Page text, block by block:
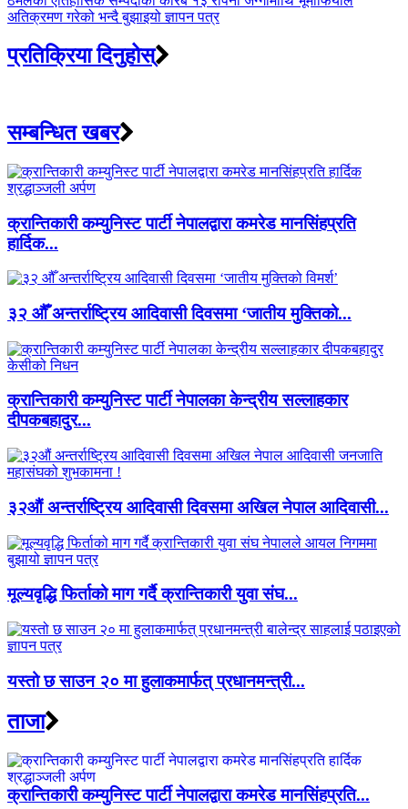
अतिक्रमण गरेको भन्दै बुझाइयो ज्ञापन पत्र
प्रतिक्रिया दिनुहोस्
सम्बन्धित खबर
क्रान्तिकारी कम्युनिस्ट पार्टी नेपालद्वारा कमरेड मानसिंहप्रति
हार्दिक...
३२ औँ अन्तर्राष्ट्रिय आदिवासी दिवसमा ‘जातीय मुक्तिको...
क्रान्तिकारी कम्युनिस्ट पार्टी नेपालका केन्द्रीय सल्लाहकार
दीपकबहादुर...
३२औं अन्तर्राष्ट्रिय आदिवासी दिवसमा अखिल नेपाल आदिवासी...
मूल्यवृद्धि फिर्ताको माग गर्दै क्रान्तिकारी युवा संघ...
यस्तो छ साउन २० मा हुलाकमार्फत् प्रधानमन्त्री...
ताजा
क्रान्तिकारी कम्युनिस्ट पार्टी नेपालद्वारा कमरेड मानसिंहप्रति...